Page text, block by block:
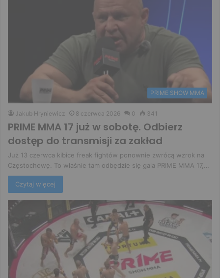
PRIME SHOW MMA
Jakub Hryniewicz 8 czerwca 2026 0 341
PRIME MMA 17 już w sobotę. Odbierz
dostęp do transmisji za zakład
Już 13 czerwca kibice freak fightów ponownie zwrócą wzrok na
Częstochowę. To właśnie tam odbędzie się gala PRIME MMA 17,…
Czytaj więcej